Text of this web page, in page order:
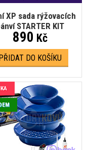
XP sada rýžovacích
STARTER KIT
890 Kč
DO KOŠÍKU